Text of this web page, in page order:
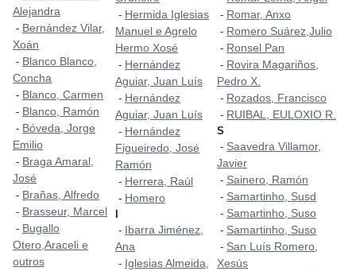
Alejandra
- Bernández Vilar,
Xoán
- Blanco Blanco,
Concha
- Blanco, Carmen
- Blanco, Ramón
- Bóveda, Jorge
Emilio
- Braga Amaral,
José
- Brañas, Alfredo
- Brasseur, Marcel
- Bugallo
Otero,Araceli e
outros
- Hermida Iglesias
Manuel e Agrelo
Hermo Xosé
- Hernández
Aguiar, Juan Luís
- Hernández
Aguiar, Juan Luís
- Hernández
Figueiredo, José
Ramón
- Herrera, Raúl
- Homero
- Ibarra Jiménez,
Ana
- Iglesias Almeida,
- Romar, Anxo
- Romero Suárez,Julio
- Ronsel Pan
- Rovira Magariños,
Pedro X.
- Rozados, Francisco
- RUIBAL, EULOXIO R.
S
- Saavedra Villamor,
Javier
- Sainero, Ramón
- Samartinho, Susd
- Samartinho, Suso
- Samartinho, Suso
- San Luís Romero,
Xesús